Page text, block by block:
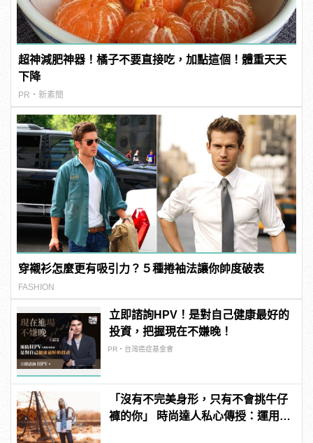
超神減肥神器！橘子不要直接吃，加點這個！體重天天
下降
PR・新素簡
穿襯衫怎麼更有吸引力？５種捲袖法讓你帥度破表
FASHION
立即諮詢HPV！是對自己健康最好的
投資，把握現在不嫌晚！
PR・台灣癌症基金會
「沒有不完美身形，只有不會挑牛仔
褲的你」 時尚達人私心傳授：運用